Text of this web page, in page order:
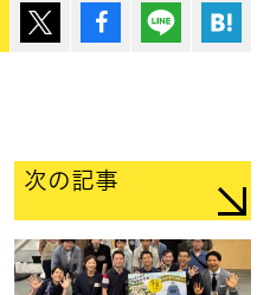
ポスト シェア Lineで送
次の記事